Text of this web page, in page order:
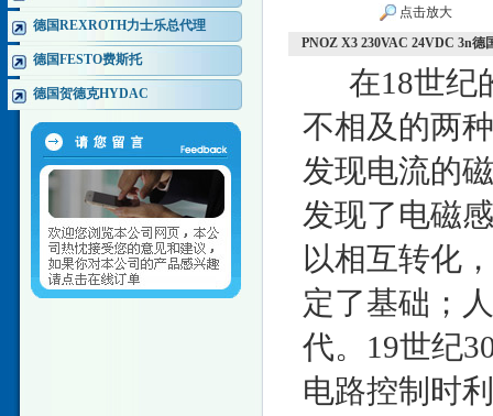
德国REXROTH力士乐总代理
德国FESTO费斯托
德国贺德克HYDAC
点击放大
PNOZ X3 230VAC 24VDC 3n
在18世纪
不相及的两
发现电流的
发现了电磁
以相互转化
定了基础；
代。19世纪
电路控制时